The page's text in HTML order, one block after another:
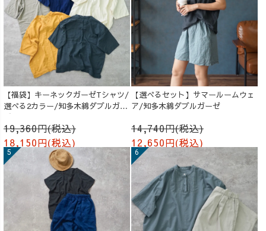
【福袋】キーネックガーゼTシャツ/
選べる2カラー/知多木綿ダブルガー
ゼ
19,360円(税込)
18,150円(税込)
【選べるセット】サマールームウェ
ア/知多木綿ダブルガーゼ
14,740円(税込)
12,650円(税込)